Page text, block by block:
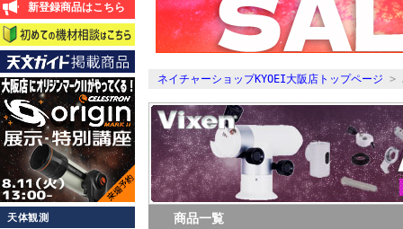
新登録商品はこちら
天体観測
ネイチャーショップKYOEI大阪店トップページ >
商品一覧